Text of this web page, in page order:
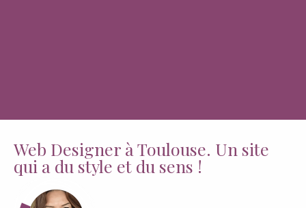
Web Designer à Toulouse. Un site
qui a du style et du sens !